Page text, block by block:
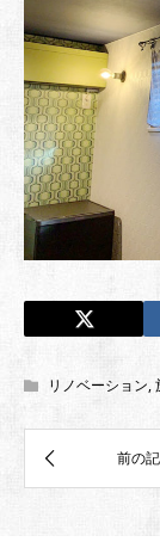
リノベーション,